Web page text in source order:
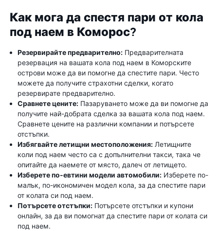
Как мога да спестя пари от кола
под наем в Коморос?
Резервирайте предварително: Предварителната
резервация на вашата кола под наем в Коморските
острови може да ви помогне да спестите пари. Често
можете да получите страхотни сделки, когато
резервирате предварително.
Сравнете цените: Пазаруването може да ви помогне да
получите най-добрата сделка за вашата кола под наем.
Сравнете цените на различни компании и потърсете
отстъпки.
Избягвайте летищни местоположения: Летищните
коли под наем често са с допълнителни такси, така че
опитайте да наемете от място, далеч от летището.
Изберете по-евтини модели автомобили: Изберете по-
малък, по-икономичен модел кола, за да спестите пари
от колата си под наем.
Потърсете отстъпки: Потърсете отстъпки и купони
онлайн, за да ви помогнат да спестите пари от колата си
под наем.